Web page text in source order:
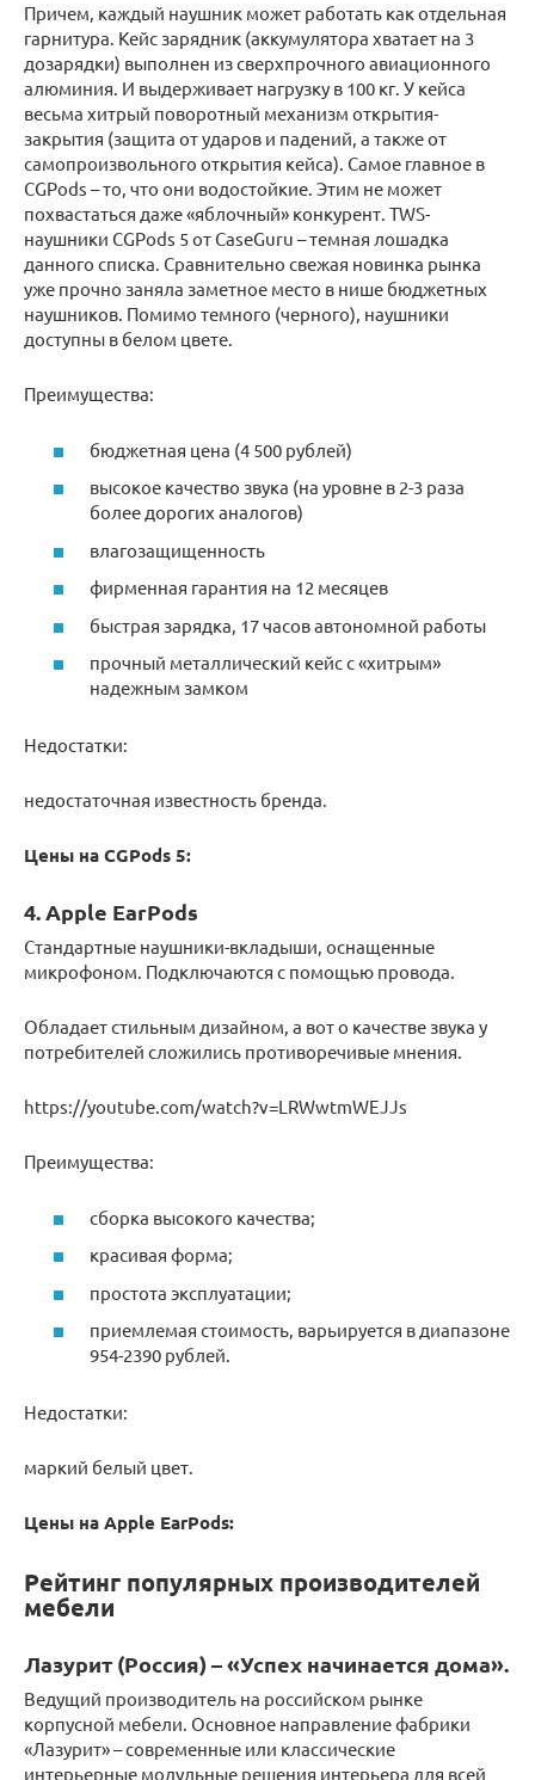
Причем, каждый наушник может работать как отдельная
гарнитура. Кейс зарядник (аккумулятора хватает на 3
дозарядки) выполнен из сверхпрочного авиационного
алюминия. И выдерживает нагрузку в 100 кг. У кейса
весьма хитрый поворотный механизм открытия-
закрытия (защита от ударов и падений, а также от
самопроизвольного открытия кейса). Самое главное в
CGPods – то, что они водостойкие. Этим не может
похвастаться даже «яблочный» конкурент. TWS-
наушники CGPods 5 от CaseGuru – темная лошадка
данного списка. Сравнительно свежая новинка рынка
уже прочно заняла заметное место в нише бюджетных
наушников. Помимо темного (черного), наушники
доступны в белом цвете.
Преимущества:
бюджетная цена (4 500 рублей)
высокое качество звука (на уровне в 2-3 раза
более дорогих аналогов)
влагозащищенность
фирменная гарантия на 12 месяцев
быстрая зарядка, 17 часов автономной работы
прочный металлический кейс с «хитрым»
надежным замком
Недостатки:
недостаточная известность бренда.
Цены на CGPods 5:
4. Apple EarPods
Стандартные наушники-вкладыши, оснащенные
микрофоном. Подключаются с помощью провода.
Обладает стильным дизайном, а вот о качестве звука у
потребителей сложились противоречивые мнения.
https://youtube.com/watch?v=LRWwtmWEJJs
Преимущества:
сборка высокого качества;
красивая форма;
простота эксплуатации;
приемлемая стоимость, варьируется в диапазоне
954-2390 рублей.
Недостатки:
маркий белый цвет.
Цены на Apple EarPods:
Рейтинг популярных производителей
мебели
Лазурит (Россия) – «Успех начинается дома».
Ведущий производитель на российском рынке
корпусной мебели. Основное направление фабрики
«Лазурит» – современные или классические
интерьерные модульные решения интерьера для всей